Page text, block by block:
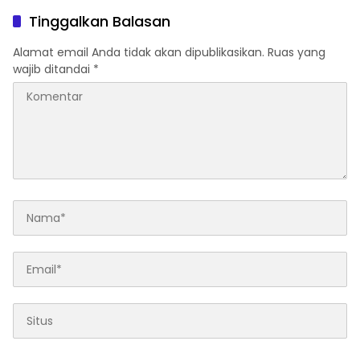
MotorTinggalkan Balasan
Alamat email Anda tidak akan dipublikasikan. Ruas yang
wajib ditandai *